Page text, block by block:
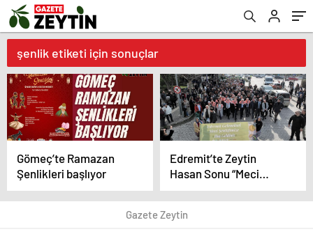
şenlik etiketi için sonuçlar
Gömeç’te Ramazan
Şenlikleri başlıyor
Edremit’te Zeytin
Hasan Sonu “Meci
Şenliği” coşkuyla
başladı
Gazete Zeytin